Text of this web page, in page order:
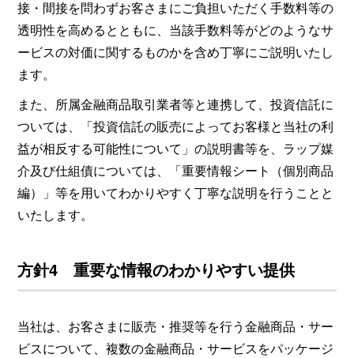
接・間接を問わずお客さまにご負担いただく手数料等の
透明性を高めるとともに、当該手数料等がどのようなサ
ービスの対価に関するものかを含め丁寧にご説明いたし
ます。
また、所属金融商品取引業者等と連携して、投資信託に
ついては、「投資信託の販売によってお客様と当社の利
益が相反する可能性について」の説明書等を、ラップ媒
介及び仕組債については、「重要情報シート（個別商品
編）」等を用いてわかりやすく丁寧な説明を行うことと
いたします。
方針4 重要な情報のわかりやすい提供
当社は、お客さまに販売・推奨等を行う金融商品・サー
ビスについて、複数の金融商品・サービスをパッケージ